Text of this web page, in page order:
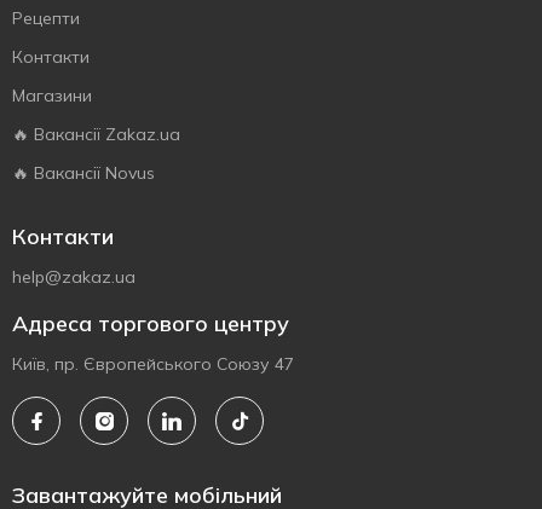
Рецепти
Контакти
Магазини
🔥 Вакансії Zakaz.ua
🔥 Вакансії Novus
Контакти
help@zakaz.ua
Адреса торгового центру
Київ, пр. Європейського Союзу 47
Завантажуйте мобільний